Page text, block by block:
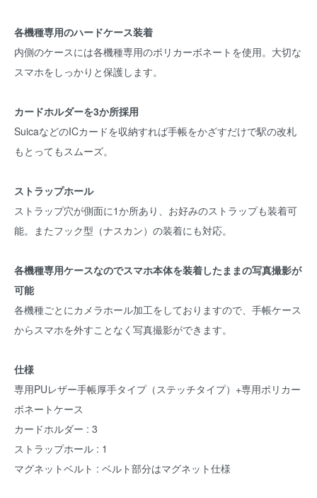
各機種専用のハードケース装着
内側のケースには各機種専用のポリカーボネートを使用。大切な
スマホをしっかりと保護します。
カードホルダーを3か所採用
SuicaなどのICカードを収納すれば手帳をかざすだけで駅の改札
もとってもスムーズ。
ストラップホール
ストラップ穴が側面に1か所あり、お好みのストラップも装着可
能。またフック型（ナスカン）の装着にも対応。
各機種専用ケースなのでスマホ本体を装着したままの写真撮影が
可能
各機種ごとにカメラホール加工をしておりますので、手帳ケース
からスマホを外すことなく写真撮影ができます。
仕様
専用PUレザー手帳厚手タイプ（ステッチタイプ）+専用ポリカー
ボネートケース
カードホルダー : 3
ストラップホール : 1
マグネットベルト : ベルト部分はマグネット仕様